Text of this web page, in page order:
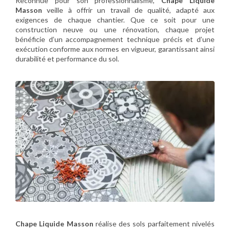
Masson veille à offrir un travail de qualité, adapté aux
exigences de chaque chantier. Que ce soit pour une
construction neuve ou une rénovation, chaque projet
bénéficie d’un accompagnement technique précis et d’une
exécution conforme aux normes en vigueur, garantissant ainsi
durabilité et performance du sol.
Chape Liquide Masson réalise des sols parfaitement nivelés